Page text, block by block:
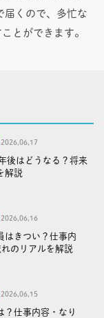
届くので、多忙な
とができます。
2026,06,17
後はどうなる？将来
解説
2026,06,16
はきつい？仕事内
のリアルを解説
2026,06,15
？仕事内容・なり